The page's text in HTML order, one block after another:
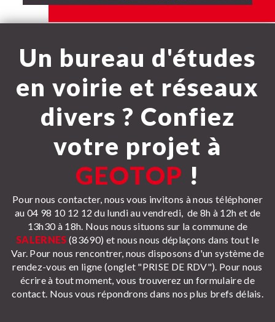
Un bureau d'études
en voirie et réseaux
divers ? Confiez
votre projet à
GEOTOP !
Pour nous contacter, nous vous invitons à nous téléphoner
au 04 98 10 12 12 du lundi au vendredi, de 8h à 12h et de
13h30 à 18h. Nous nous situons sur la commune de
SALERNES(83690) et nous nous déplaçons dans tout le
Var. Pour nous rencontrer, nous disposons d'un système de
rendez-vous en ligne (onglet "PRISE DE RDV"). Pour nous
écrire à tout moment, vous trouverez un formulaire de
contact. Nous vous répondrons dans nos plus brefs délais.